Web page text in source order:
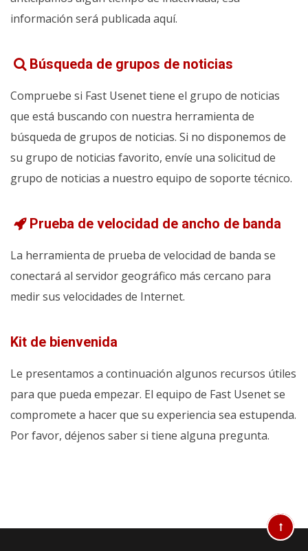
información será publicada aquí.
Búsqueda de grupos de noticias
Compruebe si Fast Usenet tiene el grupo de noticias
que está buscando con nuestra herramienta de
búsqueda de grupos de noticias. Si no disponemos de
su grupo de noticias favorito, envíe una solicitud de
grupo de noticias a nuestro equipo de soporte técnico.
Prueba de velocidad de ancho de banda
La herramienta de prueba de velocidad de banda se
conectará al servidor geográfico más cercano para
medir sus velocidades de Internet.
Kit de bienvenida
Le presentamos a continuación algunos recursos útiles
para que pueda empezar. El equipo de Fast Usenet se
compromete a hacer que su experiencia sea estupenda.
Por favor, déjenos saber si tiene alguna pregunta.